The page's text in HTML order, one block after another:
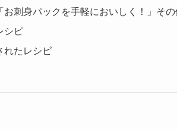
お刺身パックを手軽においしく！」そ
シピ
れたレシピ